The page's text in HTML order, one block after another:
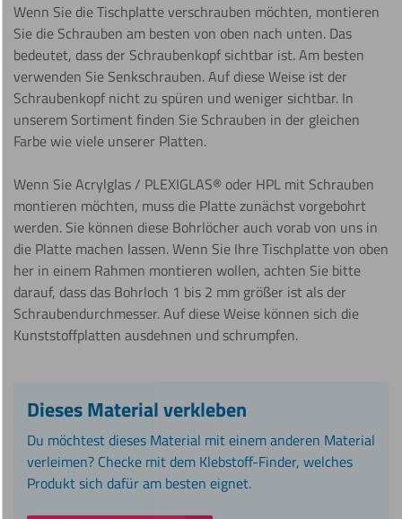
Wenn Sie die Tischplatte verschrauben möchten, montieren
Sie die Schrauben am besten von oben nach unten. Das
bedeutet, dass der Schraubenkopf sichtbar ist. Am besten
verwenden Sie Senkschrauben. Auf diese Weise ist der
Schraubenkopf nicht zu spüren und weniger sichtbar. In
unserem Sortiment finden Sie Schrauben in der gleichen
Farbe wie viele unserer Platten.
Wenn Sie Acrylglas / PLEXIGLAS® oder HPL mit Schrauben
montieren möchten, muss die Platte zunächst vorgebohrt
werden. Sie können diese Bohrlöcher auch vorab von uns in
die Platte machen lassen. Wenn Sie Ihre Tischplatte von oben
her in einem Rahmen montieren wollen, achten Sie bitte
darauf, dass das Bohrloch 1 bis 2 mm größer ist als der
Schraubendurchmesser. Auf diese Weise können sich die
Kunststoffplatten ausdehnen und schrumpfen.
Dieses Material verkleben
Du möchtest dieses Material mit einem anderen Material
verleimen? Checke mit dem Klebstoff-Finder, welches
Produkt sich dafür am besten eignet.